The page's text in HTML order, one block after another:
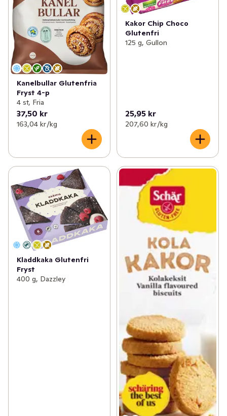
Kanelbullar Glutenfria
Fryst 4-p
4 st, Fria
37,50 kr
163,04 kr /kg
Kakor Chip Choco
Glutenfri
125 g, Gullon
25,95 kr
207,60 kr /kg
Kladdkaka Glutenfri
Fryst
400 g, Dazzley